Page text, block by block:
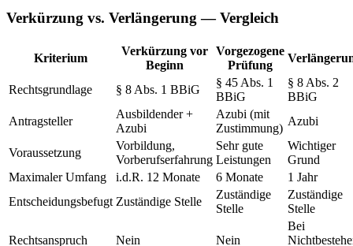
Verkürzung vs. Verlängerung — Vergleich
Kriterium
Verkürzung vor
Beginn
Vorgezogene
Prüfung
Rechtsgrundlage § 8 Abs. 1 BBiG
§ 45 Abs. 1
BBiG
§ 8 Abs. 2
BBiG
Antragsteller
Ausbildender +
Azubi
Azubi (mit
Zustimmung)
Azubi
Voraussetzung
Vorbildung,
Vorberufserfahrung
Sehr gute
Leistungen
Wichtiger
Grund
Maximaler Umfang
i.d.R. 12 Monate 6 Monate
1 Jahr
Entscheidungsbefugt Zuständige Stelle
Zuständige
Stelle
Zuständige
Stelle
Rechtsanspruch Nein Nein
Bei